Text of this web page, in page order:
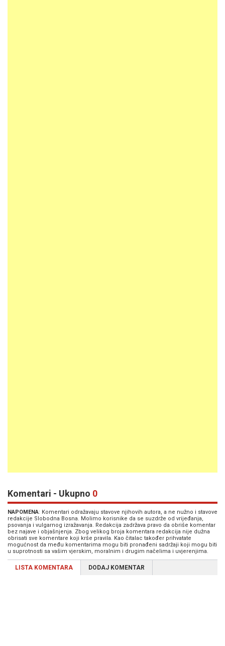
Komentari - Ukupno 0
NAPOMENA: Komentari odražavaju stavove njihovih autora, a ne nužno i stavove
redakcije Slobodna Bosna. Molimo korisnike da se suzdrže od vrijeđanja,
psovanja i vulgarnog izražavanja. Redakcija zadržava pravo da obriše komentar
bez najave i objašnjenja. Zbog velikog broja komentara redakcija nije dužna
obrisati sve komentare koji krše pravila. Kao čitalac također prihvatate
mogućnost da među komentarima mogu biti pronađeni sadržaji koji mogu biti
u suprotnosti sa vašim vjerskim, moralnim i drugim načelima i uvjerenjima.
LISTA KOMENTARA DODAJ KOMENTAR